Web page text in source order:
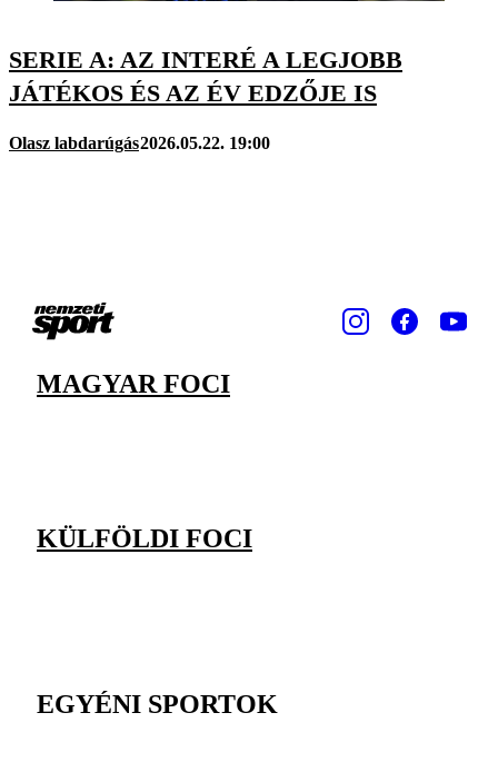
SERIE A: AZ INTERÉ A LEGJOBB
JÁTÉKOS ÉS AZ ÉV EDZŐJE IS
Olasz labdarúgás2026.05.22. 19:00
MAGYAR FOCI
KÜLFÖLDI FOCI
EGYÉNI SPORTOK